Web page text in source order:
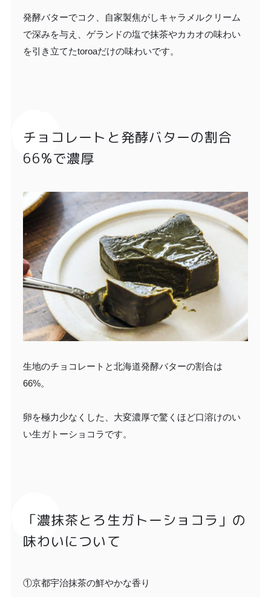
発酵バターでコク、自家製焦がしキャラメルクリーム
で深みを与え、ゲランドの塩で抹茶やカカオの味わい
を引き立てたtoroaだけの味わいです。
チョコレートと発酵バターの割合
66%で濃厚
生地のチョコレートと北海道発酵バターの割合は
66%。
卵を極力少なくした、大変濃厚で驚くほど口溶けのい
い生ガトーショコラです。
「濃抹茶とろ生ガトーショコラ」の
味わいについて
①京都宇治抹茶の鮮やかな香り